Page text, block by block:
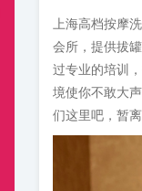
上海高档按摩
会所，提供拔
过专业的培训
境使你不敢大
们这里吧，暂